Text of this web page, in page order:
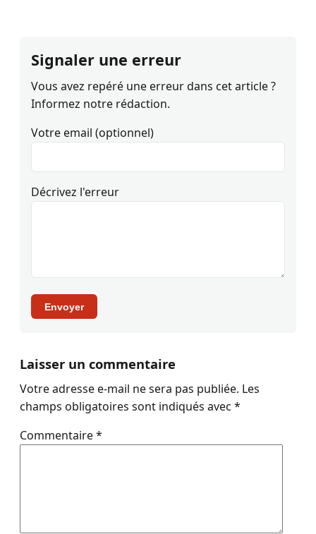
Signaler une erreur
Vous avez repéré une erreur dans cet article ?
Informez notre rédaction.
Votre email (optionnel)
Décrivez l'erreur
Envoyer
Laisser un commentaire
Votre adresse e-mail ne sera pas publiée. Les
champs obligatoires sont indiqués avec *
Commentaire*